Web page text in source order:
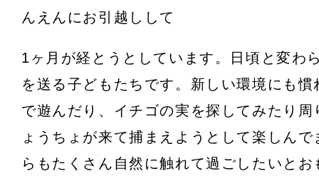
んえんにお引越しして
1ヶ月が経とうとしています。日頃と変わ
を送る子どもたちです。新しい環境にも慣
で遊んだり、イチゴの実を探してみたり周
ょうちょが来て捕まえようとして楽しんで
らもたくさん自然に触れて過ごしたいとお